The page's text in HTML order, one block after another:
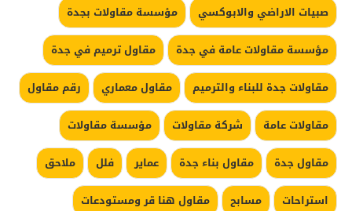
صبيات الاراضي والابوكسي
مؤسسة مقاولات بجدة
مؤسسة مقاولات عامة في جدة
مقاول ترميم في جدة
مقاولات جدة للبناء والترميم
مقاول معماري
رقم مقاول
مقاولات عامة
شركة مقاولات
مؤسسة مقاولات
مقاول جدة
مقاول بناء جدة عماير فلل
ملاحق
استراحات
مسابح
مقاول هنا قر ومستودعات